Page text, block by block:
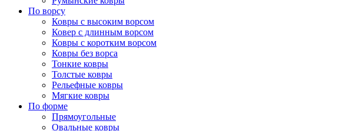
По ворсу
Ковры с высоким ворсом
Ковер с длинным ворсом
Ковры с коротким ворсом
Ковры без ворса
Тонкие ковры
Толстые ковры
Рельефные ковры
Мягкие ковры
По форме
Прямоугольные
Овальные ковры